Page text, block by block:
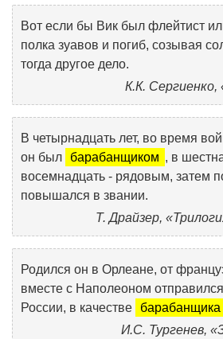
Вот если бы Вик был флейтист
полка зуавов и погиб, созывая
тогда другое дело.
К.К. Сергиенко,
В четырнадцать лет, во время
он был
барабанщиком , в
восемнадцать - рядовым, затем
повышался в звании.
Т. Драйзер,
Родился он в Орлеане, от
вместе с Наполеоном
России, в качестве
барабанщика
И.С. Тургенев,